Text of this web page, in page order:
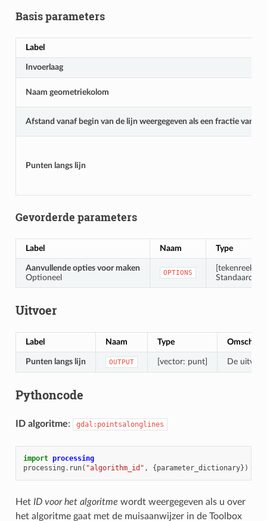
Basis parameters
Label
Invoerlaag
Naam geometriekolom
Afstand vanaf begin van de lijn weergegeven als een fractie van
Punten langs lijn
Gevorderde parameters
Label Naam Type
Aanvullende opties voor maken
Optioneel
OPTIONS
[tekenreeks]
Standaard:
Uitvoer
Label Naam Type
Punten langs lijn OUTPUT [vector: punt] De
Pythoncode
ID algoritme: gdal:pointsalonglines
import processing
processing . run( "algorithm_id" , {parameter_dictionary})
Het ID voor het algoritme wordt weergegeven als u over
het algoritme gaat met de muisaanwijzer in de Toolbox